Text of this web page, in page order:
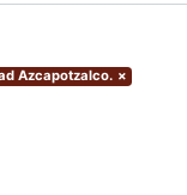
Azcapotzalco. ×